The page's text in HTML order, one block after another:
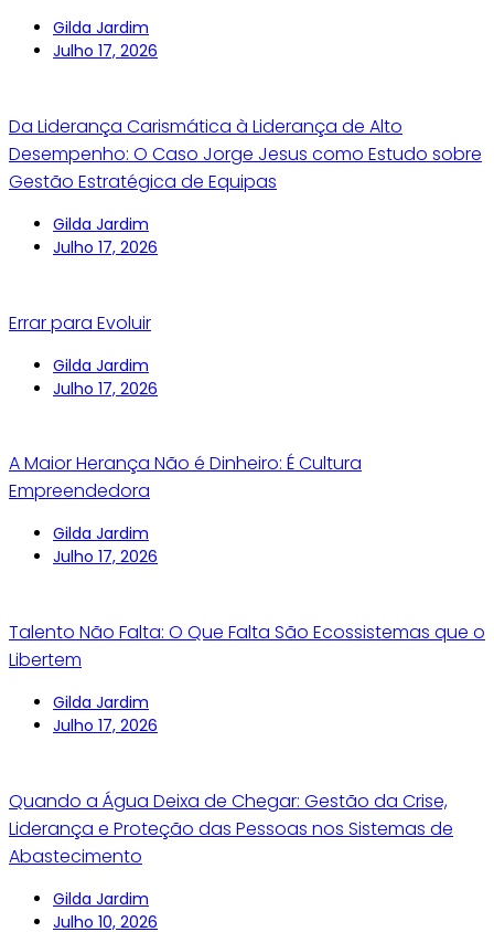
Gilda Jardim
Julho 17, 2026
Da Liderança Carismática à Liderança de Alto
Desempenho: O Caso Jorge Jesus como Estudo sobre
Gestão Estratégica de Equipas
Gilda Jardim
Julho 17, 2026
Errar para Evoluir
Gilda Jardim
Julho 17, 2026
A Maior Herança Não é Dinheiro: É Cultura
Empreendedora
Gilda Jardim
Julho 17, 2026
Talento Não Falta: O Que Falta São Ecossistemas que o
Libertem
Gilda Jardim
Julho 17, 2026
Quando a Água Deixa de Chegar: Gestão da Crise,
Liderança e Proteção das Pessoas nos Sistemas de
Abastecimento
Gilda Jardim
Julho 10, 2026